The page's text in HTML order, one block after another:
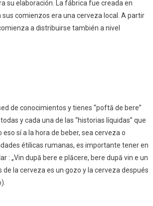
su elaboración. La fábrica fue creada en
sus comienzos era una cerveza local. A partir
a distribuirse también a nivel
de conocimientos y tienes “poftă de bere”
y cada una de las “historias líquidas” que
sí a la hora de beber, sea cerveza o
étilicas rumanas, es importante tener en
: „Vin după bere e plăcere, bere după vin e un
de la cerveza es un gozo y la cerveza después